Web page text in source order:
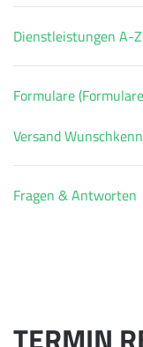
Dienstleistungen A-Z
Formulare
Versand
Fragen & Antworten